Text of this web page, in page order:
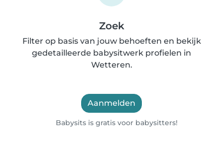
Zoek
Filter op basis van jouw behoeften en bekijk
gedetailleerde babysitwerk profielen in
Wetteren.
Aanmelden
Babysits is gratis voor babysitters!